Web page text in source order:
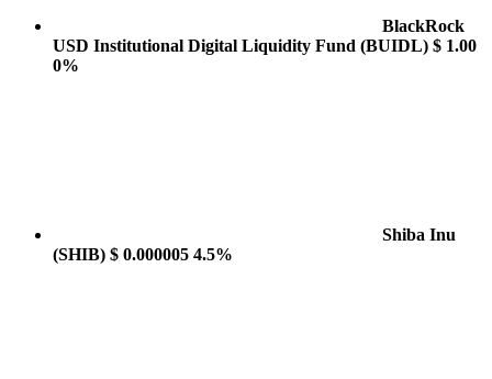
BlackRock
USD Institutional Digital Liquidity Fund (BUIDL) $ 1.00
0%
Shiba Inu
(SHIB) $ 0.000005 4.5%